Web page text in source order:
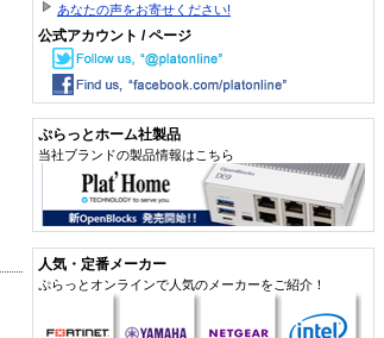
あなたの声をお寄せください!
公式アカウント / ページ
ぷらっとホーム社製品
当社ブランドの製品情報はこちら
人気・定番メーカー
ぷらっとオンラインで人気のメーカーをご紹介！